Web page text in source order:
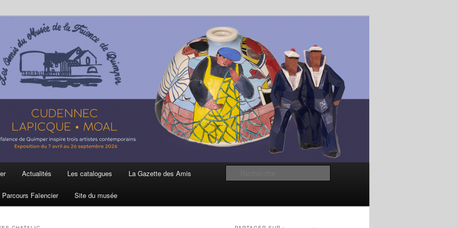
et de la Faïence de Quimper
Actualités Les catalogues La Gazette des Amis
Parcours Faïencier Site du musée